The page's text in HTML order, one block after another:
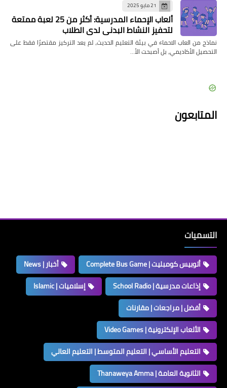
21 مايو 2025
ألعاب الإحماء المدرسية: أكثر من 25 لعبة ممتعة
لتحفيز النشاط البدني لدى الطلاب
نماذج من العاب الاحماء في بيئة التعليم الحديث، لم يعد التركيز مقتصرًا فقط على
التحصيل الأكاديمي، بل أصبحت الأ…
المتابعون
التسميات
أتوبيس كومبليت | Complete Bus Game
أخبار | News
إذاعات مدرسية | School Radio
إسلاميات | Islamic
أفضل | مراجعات | مقارنات
الألعاب الإلكترونية | Video Games
التعليم الأساسي | التعليم المتوسط | التعليم العالي
الثانوية العامة | Thanaweya Amma